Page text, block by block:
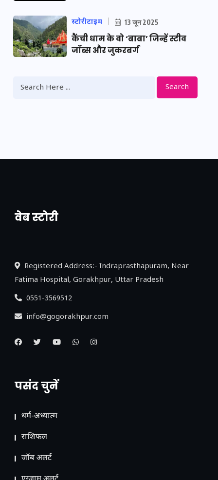
स्टोरीटाइम 13 जून 2025
कैंची धाम के वो ‘बाबा’ जिन्हें स्टीव
जॉब्स और जुकरबर्ग
Search
वेब स्टोरी
नया एक्सप्रेसवे: पूर्वांचल का लक, डेवलपमेंट का
Registered Address:- Indraprasthapuram, Near
Fatima Hospital, Gorakhpur, Uttar Pradesh
0551-3569512
info@gogorakhpur.com
पसंद चुनें
धर्म-अध्यात्म
राशिफल
जॉब अलर्ट